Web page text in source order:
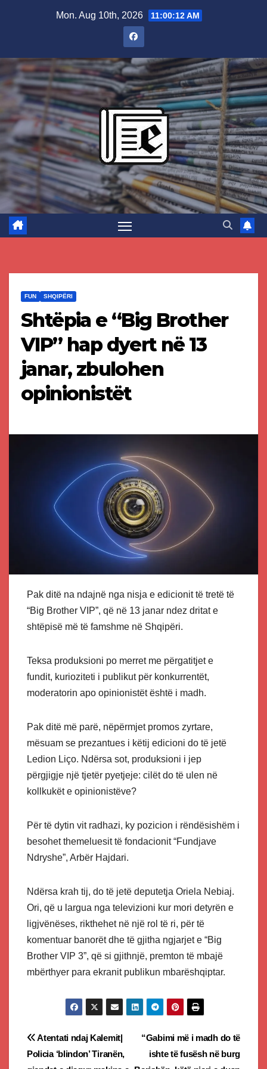
Mon. Aug 10th, 2026 11:00:13 AM
FUN SHQIPËRI
Shtëpia e “Big Brother
VIP” hap dyert në 13
janar, zbulohen
opinionistët
Pak ditë na ndajnë nga nisja e edicionit të tretë të
“Big Brother VIP”, që në 13 janar ndez dritat e
shtëpisë më të famshme në Shqipëri.
Teksa produksioni po merret me përgatitjet e
fundit, kurioziteti i publikut për konkurrentët,
moderatorin apo opinionistët është i madh.
Pak ditë më parë, nëpërmjet promos zyrtare,
mësuam se prezantues i këtij edicioni do të jetë
Ledion Liço. Ndërsa sot, produksioni i jep
përgjigje një tjetër pyetjeje: cilët do të ulen në
kollkukët e opinionistëve?
Për të dytin vit radhazi, ky pozicion i rëndësishëm i
besohet themeluesit të fondacionit “Fundjave
Ndryshe”, Arbër Hajdari.
Ndërsa krah tij, do të jetë deputetja Oriela Nebiaj.
Ori, që u largua nga televizioni kur mori detyrën e
ligjvënëses, rikthehet në një rol të ri, për të
komentuar banorët dhe të gjitha ngjarjet e “Big
Brother VIP 3”, që si gjithnjë, premton të mbajë
mbërthyer para ekranit publikun mbarëshqiptar.
Post
“Gabimi më i madh do të
ishte të fusësh në burg
Atentati ndaj Kalemit|
Policia ‘blindon’ Tiranën,